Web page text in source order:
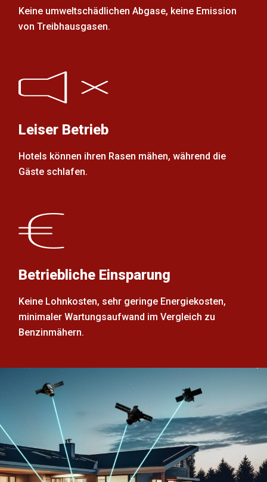
Keine umweltschädlichen Abgase, keine Emission
von Treibhausgasen.
Leiser Betrieb
Hotels können ihren Rasen mähen, während die
Gäste schlafen.
Betriebliche Einsparung
Keine Lohnkosten, sehr geringe Energiekosten,
minimaler Wartungsaufwand im Vergleich zu
Benzinmähern.